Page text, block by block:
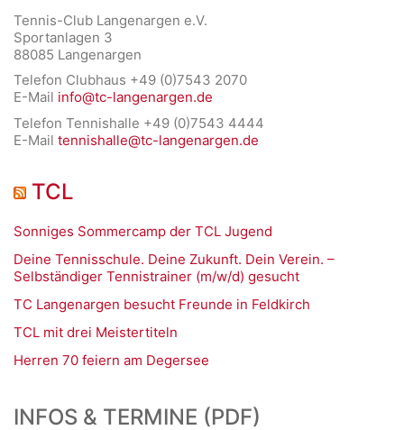
Tennis-Club Langenargen e.V.
Sportanlagen 3
88085 Langenargen
Telefon Clubhaus +49 (0)7543 2070
E-Mail info@tc-langenargen.de
Telefon Tennishalle +49 (0)7543 4444
E-Mail tennishalle@tc-langenargen.de
TCL
Sonniges Sommercamp der TCL Jugend
Deine Tennisschule. Deine Zukunft. Dein Verein. –
Selbständiger Tennistrainer (m/w/d) gesucht
TC Langenargen besucht Freunde in Feldkirch
TCL mit drei Meistertiteln
Herren 70 feiern am Degersee
INFOS & TERMINE (PDF)